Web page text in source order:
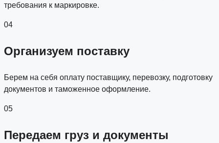
требования к маркировке.
04
Организуем поставку
Берем на себя оплату поставщику, перевозку, подготовку
документов и таможенное оформление.
05
Передаем груз и документы